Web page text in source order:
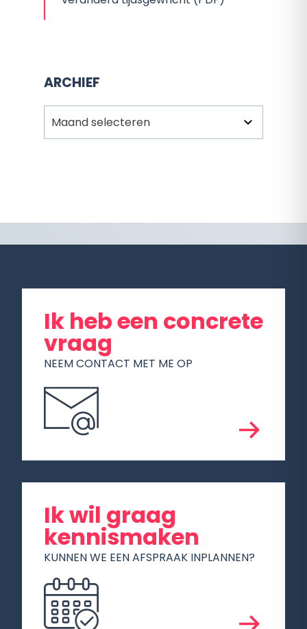
ARCHIEF
Archief
Ik heb een concrete
vraag
NEEM CONTACT MET ME OP
Ik wil graag
kennismaken
KUNNEN WE EEN AFSPRAAK INPLANNEN?